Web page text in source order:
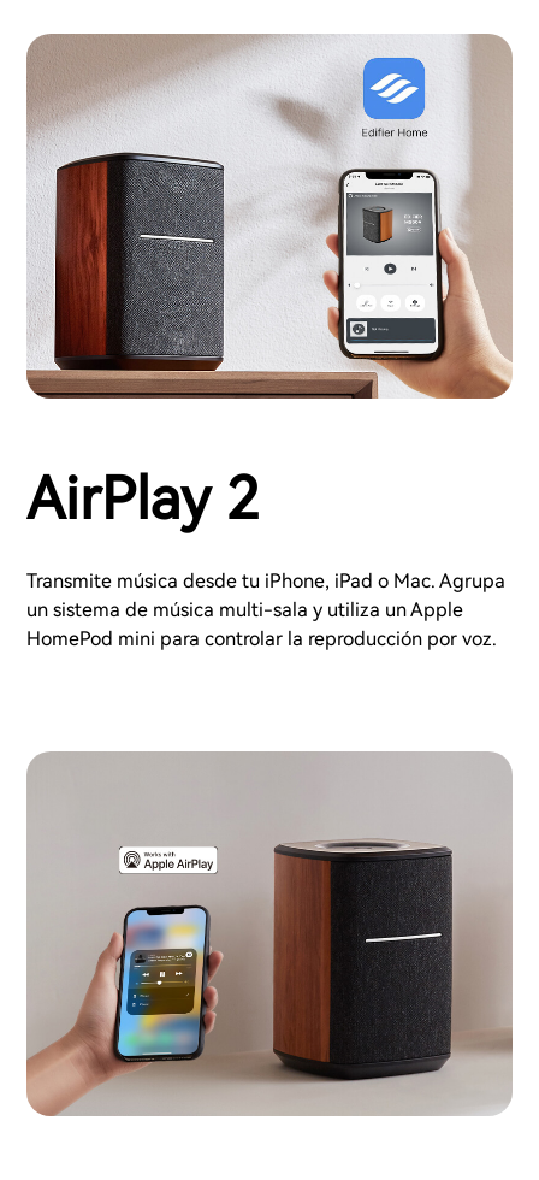
AirPlay 2
Transmite música desde tu iPhone, iPad o Mac. Agrupa
un sistema de música multi-sala y utiliza un Apple
HomePod mini para controlar la reproducción por voz.